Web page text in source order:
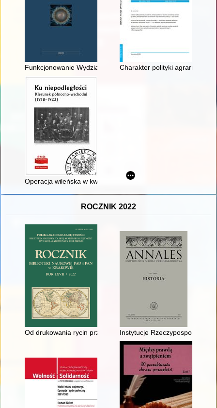
Funkcjonowanie Wydziałów Wojskowych KPRP/KPP, KPZU i
Charakter polityki agrarnej
Operacja wileńska w kwietniu 1919 r
ROCZNIK 2022
Od drukowania rycin przez faksymilowanie starodruków do
Instytucje Rzeczypospolitej